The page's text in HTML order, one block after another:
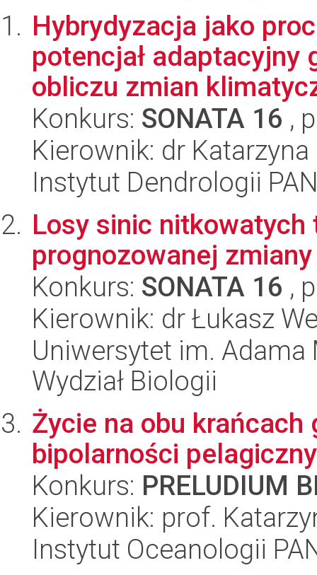
Hybrydyzacja jako
potencjał
obliczu zmian
Konkurs: SONATA 16 ,
Kierownik: dr
Instytut Dendrologii
Losy sinic
prognozowanej
Konkurs: SONATA 16 ,
Kierownik: dr Łukasz
Uniwersytet im.
Wydział Biologii
Życie na obu
bipolarności
Konkurs: PRELUDIUM
Kierownik: prof.
Instytut Oceanologii